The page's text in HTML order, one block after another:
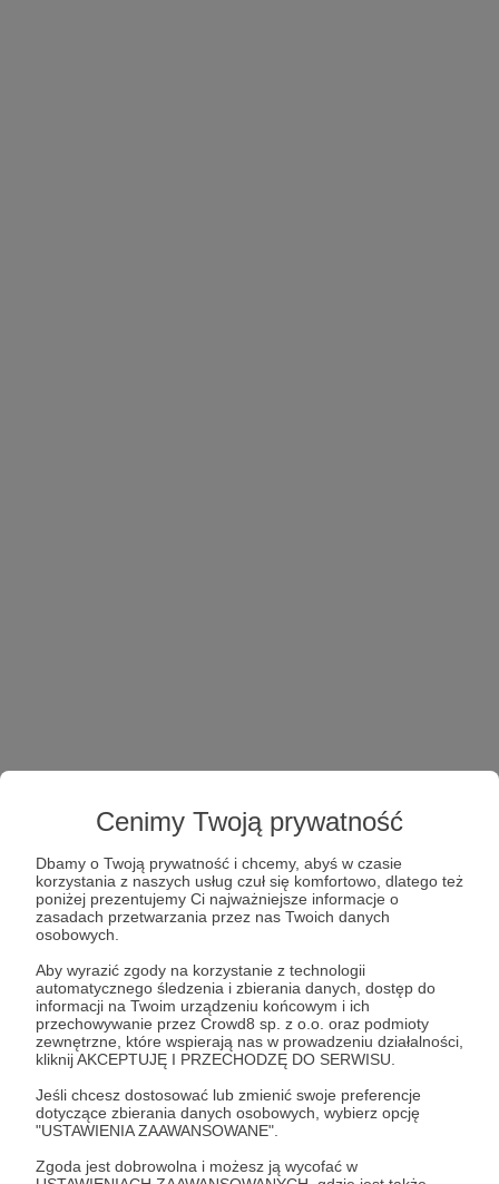
Cenimy Twoją prywatność
Dbamy o Twoją prywatność i chcemy, abyś w czasie
korzystania z naszych usług czuł się komfortowo, dlatego też
poniżej prezentujemy Ci najważniejsze informacje o
zasadach przetwarzania przez nas Twoich danych
osobowych.
Aby wyrazić zgody na korzystanie z technologii
automatycznego śledzenia i zbierania danych, dostęp do
informacji na Twoim urządzeniu końcowym i ich
przechowywanie przez Crowd8 sp. z o.o. oraz podmioty
zewnętrzne, które wspierają nas w prowadzeniu działalności,
kliknij AKCEPTUJĘ I PRZECHODZĘ DO SERWISU.
Jeśli chcesz dostosować lub zmienić swoje preferencje
dotyczące zbierania danych osobowych, wybierz opcję
"USTAWIENIA ZAAWANSOWANE".
Zgoda jest dobrowolna i możesz ją wycofać w